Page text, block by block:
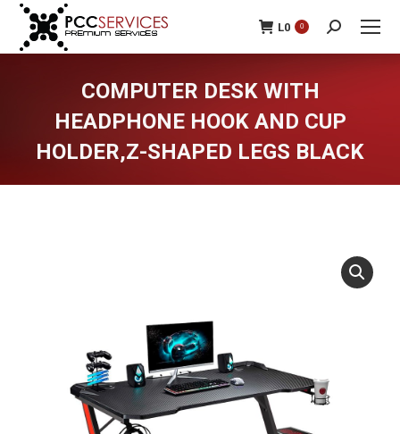
L0 0 Search:
COMPUTER DESK WITH
HEADPHONE HOOK AND CUP
HOLDER,Z-SHAPED LEGS BLACK